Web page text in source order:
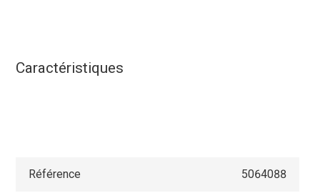
Caractéristiques
Référence 5064088